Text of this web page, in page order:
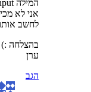
המילה Input.
אני לא
לחשב
בהצלחה :)
ערן
הגב